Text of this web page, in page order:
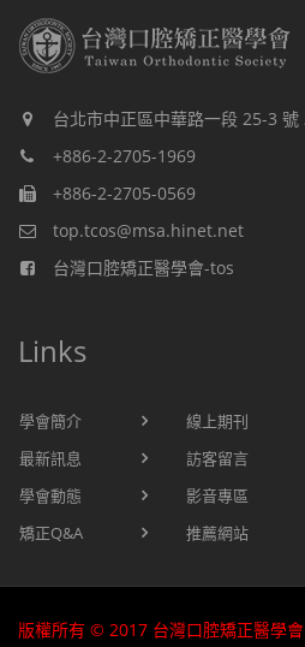
台北市中正區中華路一段 25-3 號
+886-2-2705-1969
+886-2-2705-0569
top.tcos@msa.hinet.net
台灣口腔矯正醫學會-tos
Links
學會簡介
最新訊息
學會動態
矯正Q&A
線上期刊
訪客留言
影音專區
推薦網站
版權所有 © 2017 台灣口腔矯正醫學